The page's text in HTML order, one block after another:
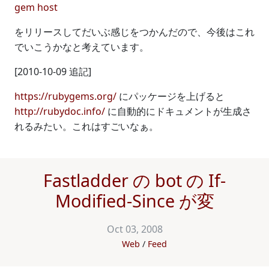
gem host
をリリースしてだいぶ感じをつかんだので、今後はこれ
でいこうかなと考えています。
[2010-10-09 追記]
https://rubygems.org/ にパッケージを上げると
http://rubydoc.info/ に自動的にドキュメントが生成さ
れるみたい。これはすごいなぁ。
Fastladder の bot の If-
Modified-Since が変
Oct 03, 2008
Web Feed